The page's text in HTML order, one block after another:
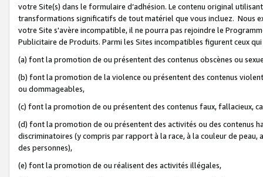
votre Site(s) dans le formulaire d’adhésion. Le contenu original
transformations significatifs de tout matériel que vous incluez. Nous
votre Site s'avère incompatible, il ne pourra pas rejoindre le
Publicitaire de Produits. Parmi les Sites incompatibles figurent ceux
(a) font la promotion de ou présentent des contenus obscènes ou
(b) font la promotion de la violence ou présentent des contenus
ou dommageables,
(c) font la promotion de ou présentent des contenus faux, fallacieux,
(d) font la promotion de ou présentent des activités ou des contenus
discriminatoires (y compris par rapport à la race, à la couleur de
des personnes),
(e) font la promotion de ou réalisent des activités illégales,